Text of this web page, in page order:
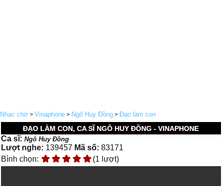
Nhạc chờ > Vinaphone > Ngô Huy Đồng > Đạo làm con
ĐẠO LÀM CON, CA SĨ NGÔ HUY ĐỒNG - VINAPHONE
Ca sĩ:Ngô Huy Đồng
Lượt nghe: 139457 Mã số: 83171
Bình chọn:
(1 lượt)